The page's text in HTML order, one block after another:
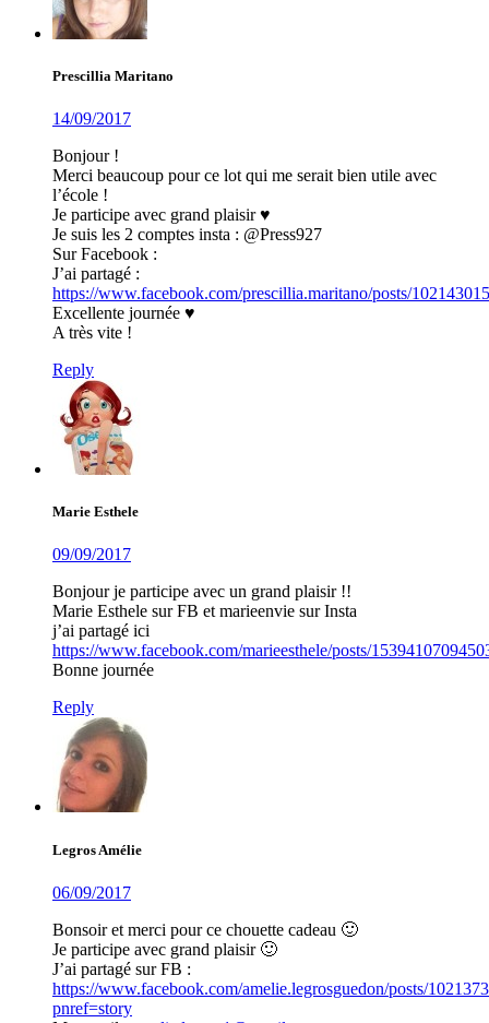
Prescillia Maritano
14/09/2017
Bonjour !
Merci beaucoup pour ce lot qui me serait bien utile avec
l’école !
Je participe avec grand plaisir ♥
Je suis les 2 comptes insta : @Press927
Sur Facebook :
J’ai partagé :
https://www.facebook.com/prescillia.maritano/posts/
Excellente journée ♥
A très vite !
Reply
Marie Esthele
09/09/2017
Bonjour je participe avec un grand plaisir !!
Marie Esthele sur FB et marieenvie sur Insta
j’ai partagé ici
https://www.facebook.com/marieesthele/posts/
Bonne journée
Reply
Legros Amélie
06/09/2017
Bonsoir et merci pour ce chouette cadeau 🙂
Je participe avec grand plaisir 🙂
J’ai partagé sur FB :
https://www.facebook.com/amelie.legrosguedon/posts/
pnref=story